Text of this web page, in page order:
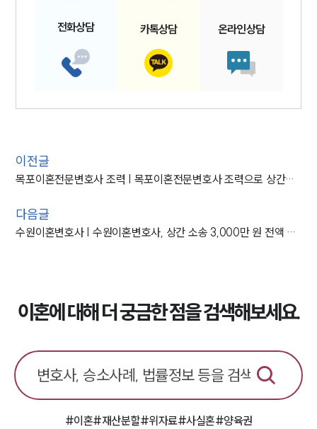
전화상담 카톡상담 온라인상담
이전글
목포이혼전문변호사 조력 | 목포이혼전문변호사 조력으로 상간녀 손해배상 소송 승소
다음글
수원이혼변호사 | 수원이혼변호사, 상간 소송 3,000만 원 전액 인용
이혼에 대해 더 궁금한 점을 검색해보세요.
#이혼#재산분할#위자료#사실혼#양육권